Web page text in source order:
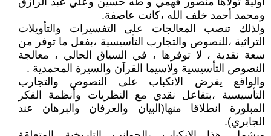
ومحمد أحمد خلف الله ،كانت عاصفة.
ولذلك تنصب المعالجات على التفسيرات والتأويلات
التراثية ،للنصوص والتجارب التأسيسية ،بفعل ما توفر من
سعة نقدية ، لا توفرها ، في السياق الحالي ، معالجة
النصوص التأسيسية ولاسيما القرآن والسيرة المحمدية .
والواقع يفرض الانكباب على النصوص والتجارب
التأسيسية ،بتفاعل نقدي مع النظريات وأنظمة الفكر
المبلورة انطلاقا منها(البيان والعرفان والبرهان عند
الجابري).